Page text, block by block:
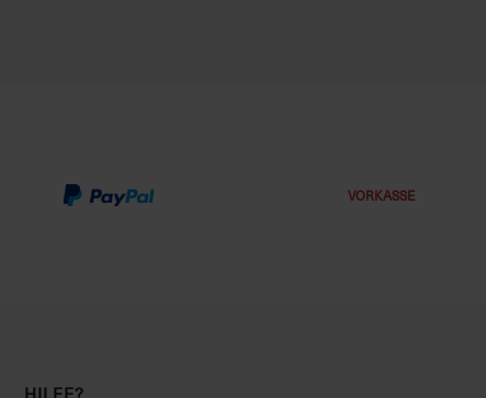
VORKASSE